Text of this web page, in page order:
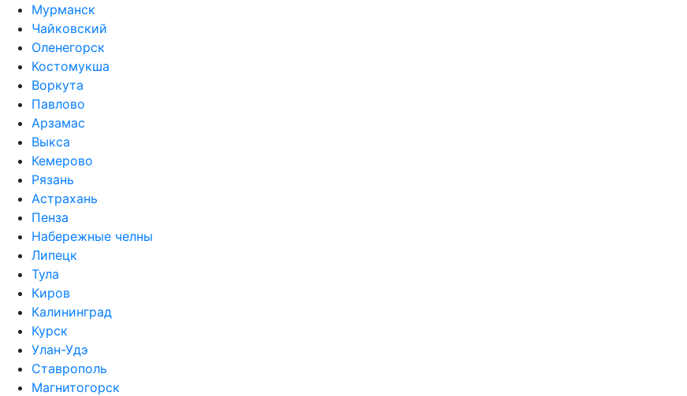
Мурманск
Чайковский
Оленегорск
Костомукша
Воркута
Павлово
Арзамас
Выкса
Кемерово
Рязань
Астрахань
Пенза
Набережные челны
Липецк
Тула
Киров
Калининград
Курск
Улан-Удэ
Ставрополь
Магнитогорск